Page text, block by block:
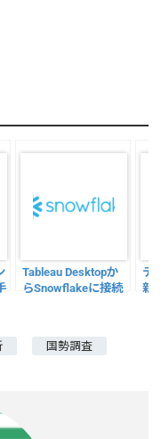
Tableau Desktopか
らSnowflakeに接続
デ
新
国勢調査